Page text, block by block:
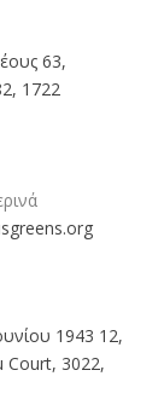
63,
1722
1943 12,
Court, 3022,